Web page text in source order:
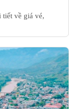
về giá vé,